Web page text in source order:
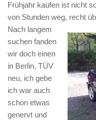
Frühjahr kaufen ist nicht
von Stunden weg, recht
Nach langem
suchen fanden
wir doch einen
in Berlin, TÜV
neu, ich gebe
ich war auch
schon etwas
genervt und